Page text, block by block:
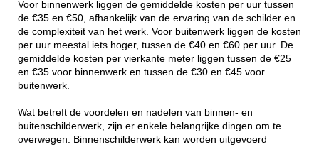
Voor binnenwerk liggen de gemiddelde kosten per uur tussen
de €35 en €50, afhankelijk van de ervaring van de schilder en
de complexiteit van het werk. Voor buitenwerk liggen de kosten
per uur meestal iets hoger, tussen de €40 en €60 per uur. De
gemiddelde kosten per vierkante meter liggen tussen de €25
en €35 voor binnenwerk en tussen de €30 en €45 voor
buitenwerk.
Wat betreft de voordelen en nadelen van binnen- en
buitenschilderwerk, zijn er enkele belangrijke dingen om te
overwegen. Binnenschilderwerk kan worden uitgevoerd